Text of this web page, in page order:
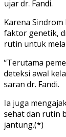
ujar dr. Fandi.
Karena
faktor genetik,
rutin untuk
“Terutama
deteksi awal
saran dr. Fandi.
Ia juga
sehat dan rutin
jantung.(*)